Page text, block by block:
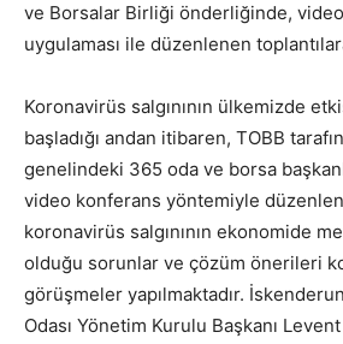
ve Borsalar Birliği önderliğinde,
uygulaması ile düzenlenen
Koronavirüs salgınının ülkemizde
başladığı andan itibaren, TOBB
genelindeki 365 oda ve borsa
video konferans yöntemiyle
koronavirüs salgınının ekonomide
olduğu sorunlar ve çözüm önerileri
görüşmeler yapılmaktadır.
Odası Yönetim Kurulu Başkanı Levent